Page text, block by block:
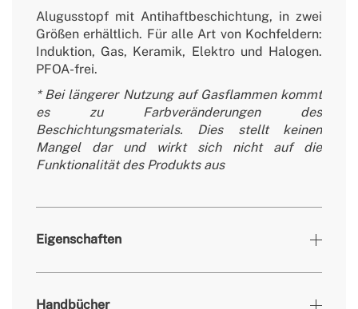
Alugusstopf mit Antihaftbeschichtung, in zwei
Größen erhältlich. Für alle Art von Kochfeldern:
Induktion, Gas, Keramik, Elektro und Halogen.
PFOA-frei.
* Bei längerer Nutzung auf Gasflammen kommt
es zu Farbveränderungen des
Beschichtungsmaterials. Dies stellt keinen
Mangel dar und wirkt sich nicht auf die
Funktionalität des Produkts aus
Eigenschaften
Farben
Handbücher